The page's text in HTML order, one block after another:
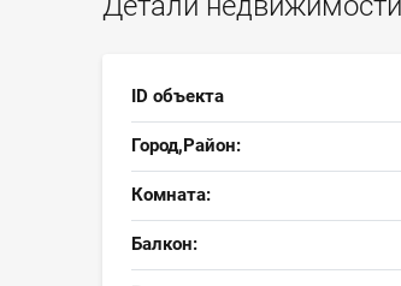
ID объекта
Город,Район:
Комната:
Балкон: